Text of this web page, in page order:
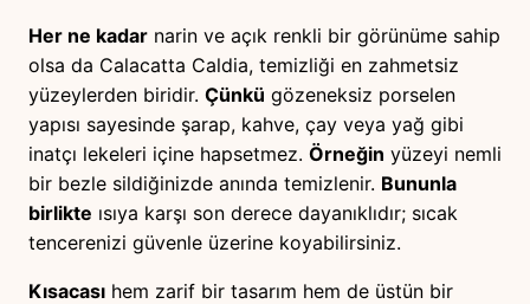
Her ne kadar narin ve açık renkli bir görünüme sahip
olsa da Calacatta Caldia, temizliği en zahmetsiz
yüzeylerden biridir. Çünkü gözeneksiz porselen
yapısı sayesinde şarap, kahve, çay veya yağ gibi
inatçı lekeleri içine hapsetmez. Örneğin yüzeyi nemli
bir bezle sildiğinizde anında temizlenir. Bununla
birlikte ısıya karşı son derece dayanıklıdır; sıcak
tencerenizi güvenle üzerine koyabilirsiniz.
Kısacası hem zarif bir tasarım hem de üstün bir